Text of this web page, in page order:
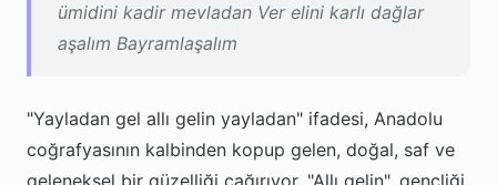
ümidini kadir mevladan Ver elini karlı dağlar
aşalım Bayramlaşalım
"Yayladan gel allı gelin yayladan" ifadesi, Anadolu
coğrafyasının kalbinden kopup gelen, doğal, saf ve
geleneksel bir güzelliği çağırıyor. "Allı gelin", gençliği,